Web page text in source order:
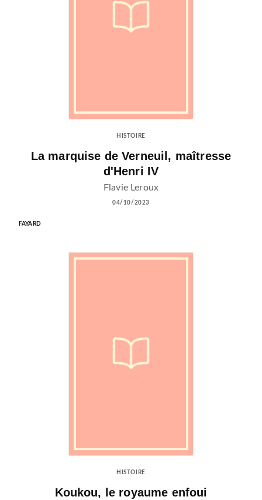
HISTOIRE
La marquise de Verneuil, maîtresse
d'Henri IV
Flavie Leroux
04/10/2023
FAYARD
HISTOIRE
Koukou, le royaume enfoui